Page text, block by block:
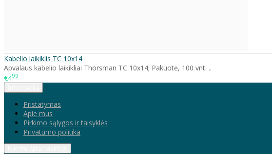
Kabelio laikiklis TC 10x14
Apvalaus kabelio laikikliai Thorsman TC 10x14; Pakuotė, 100 vnt. ..
€499
Pristatymas
Apie mus
Pirkimo sąlygos ir taisyklės
Privatumo politika